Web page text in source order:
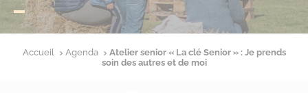
Accueil Agenda
Atelier senior « La clé Senior » : Je prends
soin des autres et de moi